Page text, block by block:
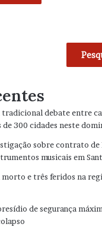
tradicional debate entre
de 300 cidades neste
sobre contrato de
musicais em
e três feridos na
de segurança